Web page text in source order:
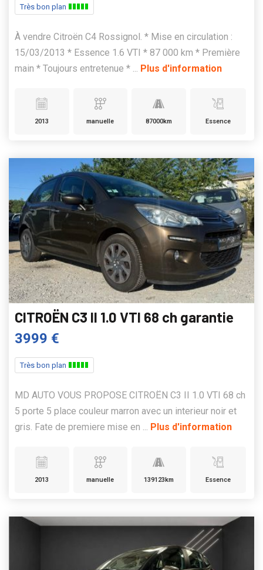
Très bon plan
À vendre Citroën C4 Rossignol. * Mise en circulation :
15/03/2013 * Essence 1.6 VTI * 87 000 km * Première
main * Toujours entretenue * ... Plus d'information
2013 manuelle 87000km Essence
CITROËN C3 II 1.0 VTI 68 ch garantie
3999 €
Très bon plan
MD AUTO VOUS PROPOSE CITROËN C3 II 1.0 VTI 68 ch
5 porte 5 place couleur marron avec un interieur noir et
gris. Fate de premiere mise en ... Plus d'information
2013 manuelle 139123km Essence